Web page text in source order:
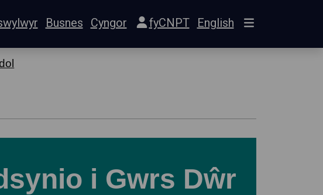
Busnes Cyngor fyCNPT English
i Gwrs Dŵr